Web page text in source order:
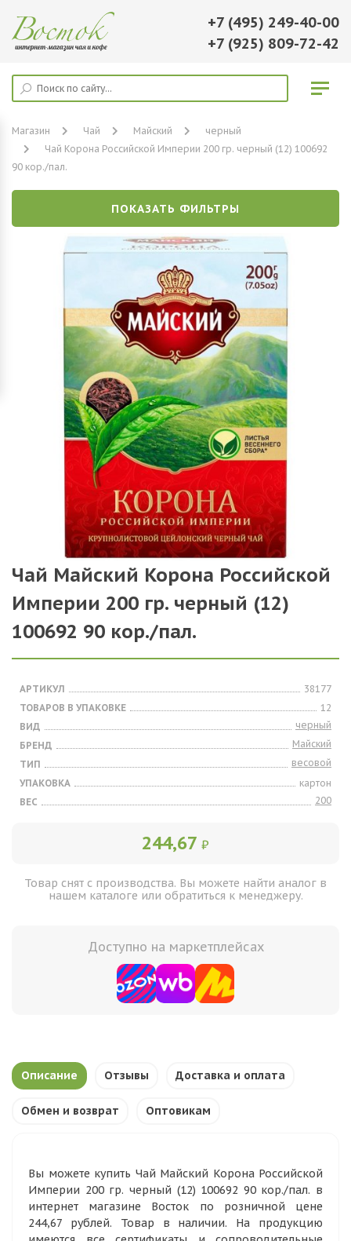
+7 (495) 249-40-00
+7 (925) 809-72-42
Магазин Чай Майский
черный
Чай Корона Российской Империи 200 гр. черный (12) 100692
90 кор./пал.
ПОКАЗАТЬ ФИЛЬТРЫ
Чай Майский Корона Российской
Империи 200 гр. черный (12)
100692 90 кор./пал.
АРТИКУЛ
38177
ТОВАРОВ В УПАКОВКЕ
12
ВИД
черный
БРЕНД
Майский
ТИП
весовой
УПАКОВКА
картон
ВЕС
200
244,67 ₽
Товар снят с производства. Вы можете найти аналог в
нашем каталоге или обратиться к менеджеру.
Доступно на маркетплейсах
Описание Отзывы Доставка и оплата
Обмен и возврат Оптовикам
Вы можете купить Чай Майский Корона Российской
Империи 200 гр. черный (12) 100692 90 кор./пал. в
интернет магазине Восток по розничной цене
244,67 рублей. Товар в наличии. На продукцию